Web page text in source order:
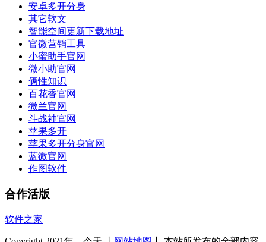
安卓多开分身
其它软文
智能空间更新下载地址
官微营销工具
小蜜助手官网
微小助官网
俩性知识
百花香官网
微兰官网
斗战神官网
苹果多开
苹果多开分身官网
蓝微官网
作图软件
合作活版
软件之家